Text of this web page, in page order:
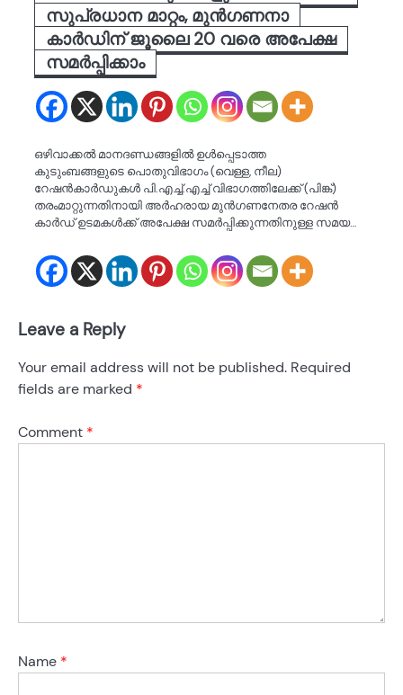
സുപ്രധാന മാറ്റം, മുന്‍ഗണനാ
കാര്‍ഡിന് ജൂലൈ 20 വരെ അപേക്ഷ
സമർപ്പിക്കാം
ഒഴിവാക്കല്‍ മാനദണ്ഡങ്ങളില്‍ ഉള്‍പ്പെടാത്ത
കുടുംബങ്ങളുടെ പൊതുവിഭാഗം (വെള്ള, നീല)
റേഷന്‍കാര്‍ഡുകള്‍ പി.എച്ച്.എച്ച് വിഭാഗത്തിലേക്ക് (പിങ്ക്)
തരംമാറ്റുന്നതിനായി അര്‍ഹരായ മുന്‍ഗണനേതര റേഷന്‍
കാര്‍ഡ് ഉടമകള്‍ക്ക് അപേക്ഷ സമര്‍പ്പിക്കുന്നതിനുള്ള സമയ…
Leave a Reply
Your email address will not be published. Required
fields are marked *
Comment *
Name *